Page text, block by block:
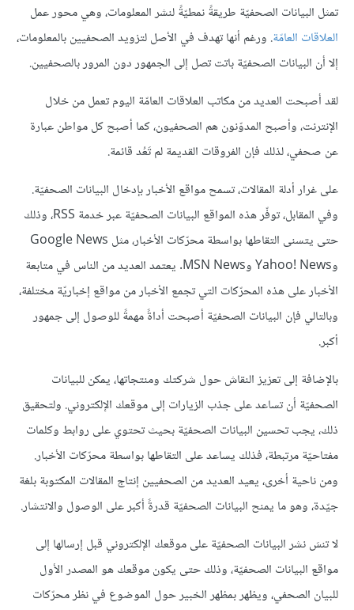
تمثل البيانات الصحفيّة طريقةً نمطيّةً لنشر المعلومات، وهي محور عمل
العلاقات العامّة. ورغم أنها تهدف في الأصل لتزويد الصحفيين بالمعلومات،
إلا أن البيانات الصحفيّة باتت تصل إلى الجمهور دون المرور بالصحفيين.
لقد أصبحت العديد من مكاتب العلاقات العامّة اليوم تعمل من خلال
الإنترنت، وأصبح المدوّنون هم الصحفيون، كما أصبح كل مواطن عبارة
عن صحفي، لذلك فإن الفروقات القديمة لم تَعُد قائمة.
على غرار أدلة المقالات، تسمح مواقع الأخبار بإدخال البيانات الصحفيّة.
وفي المقابل، توفّر هذه المواقع البيانات الصحفيّة عبر خدمة RSS، وذلك
حتى يتسنى التقاطها بواسطة محرّكات الأخبار، مثل Google News
وYahoo! News وMSN News. يعتمد العديد من الناس في متابعة
الأخبار على هذه المحرّكات التي تجمع الأخبار من مواقع إخباريّة مختلفة،
وبالتالي فإن البيانات الصحفيّة أصبحت أداةً مهمةً للوصول إلى جمهور
أكبر.
بالإضافة إلى تعزيز النقاش حول شركتك ومنتجاتها، يمكن للبيانات
الصحفيّة أن تساعد على جذب الزيارات إلى موقعك الإلكتروني. ولتحقيق
ذلك، يجب تحسين البيانات الصحفيّة بحيث تحتوي على روابط وكلمات
مفتاحيّة مرتبطة، فذلك يساعد على التقاطها بواسطة محرّكات الأخبار.
ومن ناحية أخرى، يعيد العديد من الصحفيين إنتاج المقالات المكتوبة بلغة
جيّدة، وهو ما يمنح البيانات الصحفيّة قدرةً أكبر على الوصول والانتشار.
لا تنسَ نشر البيانات الصحفيّة على موقعك الإلكتروني قبل إرسالها إلى
مواقع البيانات الصحفيّة، وذلك حتى يكون موقعك هو المصدر الأول
للبيان الصحفي، ويظهر بمظهر الخبير حول الموضوع في نظر محرّكات